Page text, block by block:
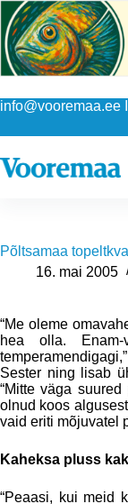
Skip
to
content
info@vooremaa.ee
Põltsamaa
16. mai 2005
“Me oleme
hea olla. Enam-
Sester ning lisab
“Mitte väga
olnud koos
vaid eriti mõjuvatel
Kaheksa pluss
“Peaasi, kui meid